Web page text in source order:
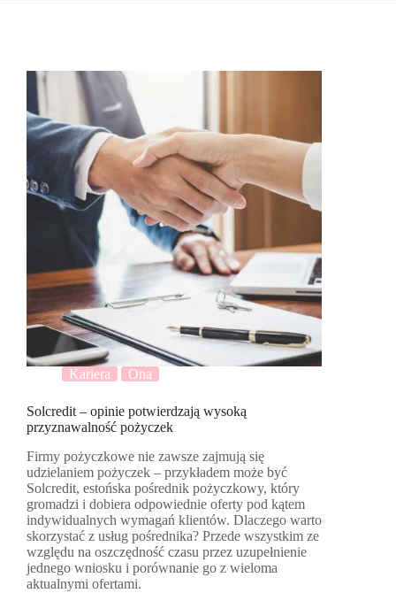
Kariera Ona
Solcredit – opinie potwierdzają wysoką
przyznawalność pożyczek
Firmy pożyczkowe nie zawsze zajmują się
udzielaniem pożyczek – przykładem może być
Solcredit, estońska pośrednik pożyczkowy, który
gromadzi i dobiera odpowiednie oferty pod kątem
indywidualnych wymagań klientów. Dlaczego warto
skorzystać z usług pośrednika? Przede wszystkim ze
względu na oszczędność czasu przez uzupełnienie
jednego wniosku i porównanie go z wieloma
aktualnymi ofertami.